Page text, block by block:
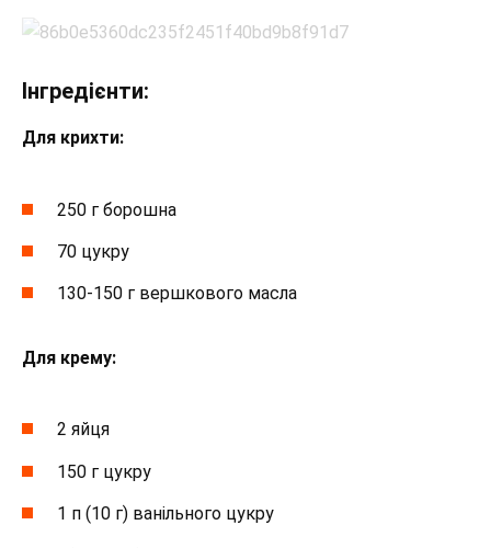
Інгредієнти:
Для крихти:
250 г борошна
70 цукру
130-150 г вершкового масла
Для крему:
2 яйця
150 г цукру
1 п (10 г) ванільного цукру